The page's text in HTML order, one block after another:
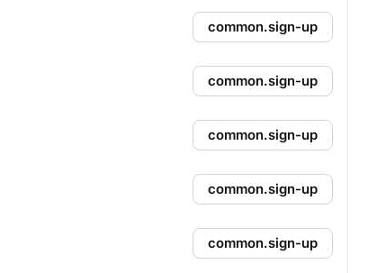
common.sign-up
common.sign-up
common.sign-up
common.sign-up
common.sign-up